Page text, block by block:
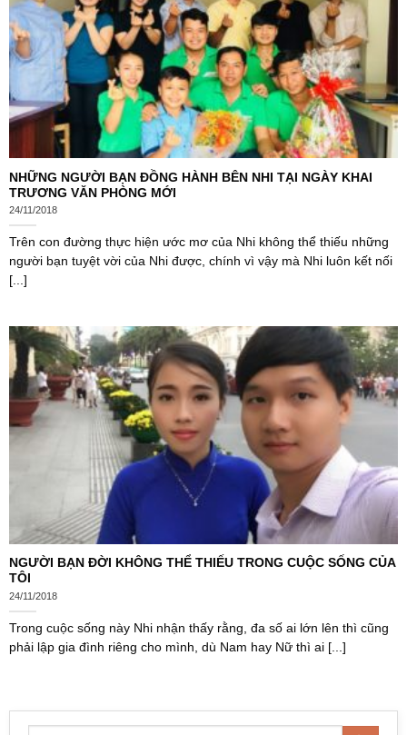
NHỮNG NGƯỜI BẠN ĐỒNG HÀNH BÊN NHI TẠI NGÀY KHAI
TRƯƠNG VĂN PHÒNG MỚI
24/11/2018
Trên con đường thực hiện ước mơ của Nhi không thể thiếu những
người bạn tuyệt vời của Nhi được, chính vì vậy mà Nhi luôn kết nối
[...]
NGƯỜI BẠN ĐỜI KHÔNG THỂ THIẾU TRONG CUỘC SỐNG CỦA
TÔI
24/11/2018
Trong cuộc sống này Nhi nhận thấy rằng, đa số ai lớn lên thì cũng
phải lập gia đình riêng cho mình, dù Nam hay Nữ thì ai [...]